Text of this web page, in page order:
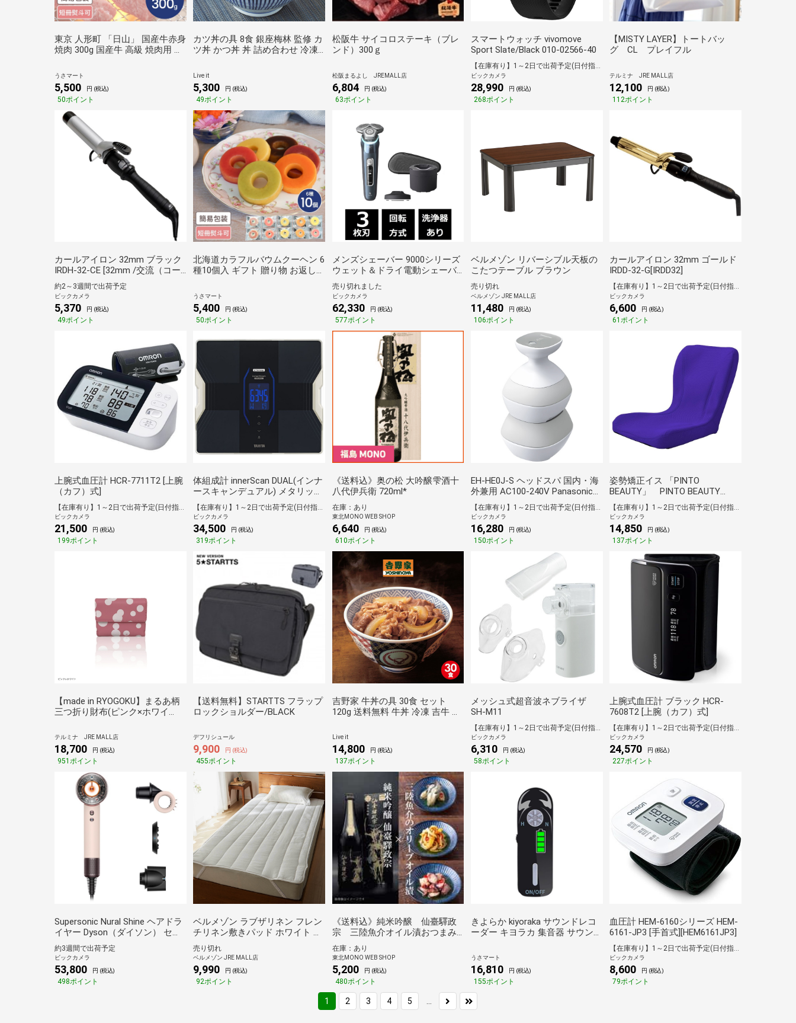
東京 人形町 「日山」 国産牛赤身
焼肉 300g 国産牛 高級 焼肉用 詰
うさマート
5,500 円 (税込)
50ポイント
カツ丼の具 8食 銀座梅林 監修 カ
ツ丼 かつ丼 丼 詰め合わせ 冷凍
門店 どんぶり おかず 惣菜 時短
調理 電子レンジ 簡単 JREポイン
ト消化 お取り寄せ ギフト 豚肉
Live it
5,300 円 (税込)
49ポイント
松阪牛 サイコロステーキ（ブレ
ンド）300ｇ
松阪まるよし JREMALL店
6,804 円 (税込)
63ポイント
スマートウォッチ vivomove
Sport Slate/Black 010-02566-40
【在庫有り】1～2日で出荷予定(日付指定可)
ビックカメラ
28,990 円 (税込)
268ポイント
【MISTY LAYER】トートバッ
グ CL プレイフル
テルミナ JRE MALL店
12,100 円 (税込)
112ポイント
カールアイロン 32mm ブラック
IRDH-32-CE [32mm /交流（コー
ド）式][IRDH32]
約2～3週間で出荷予定
ビックカメラ
5,370 円 (税込)
49ポイント
北海道カラフルバウムクーヘン 6
種10個入 ギフト 贈り物 お返し
うさマート
5,400 円 (税込)
50ポイント
メンズシェーバー 9000シリーズ
ウェット＆ドライ電動シェーバ
ー アイスブルー S9982/54 [回転
刃 /AC100V-240V]
売り切れました
ビックカメラ
62,330 円 (税込)
577ポイント
ベルメゾン リバーシブル天板の
こたつテーブル ブラウン
売り切れ
ベルメゾン JRE MALL店
11,480 円 (税込)
106ポイント
カールアイロン 32mm ゴールド
IRDD-32-G[IRDD32]
【在庫有り】1～2日で出荷予定(日付指定可)
ビックカメラ
6,600 円 (税込)
61ポイント
上腕式血圧計 HCR-7711T2 [上腕
（カフ）式]
ビックカメラ
21,500 円 (税込)
199ポイント
体組成計 innerScan DUAL(インナ
ースキャンデュアル) メタリック
ブラック RD-915L-BK [スマホ管
理機能あり]
ビックカメラ
34,500 円 (税込)
319ポイント
《送料込》奥の松 大吟醸雫酒十
八代伊兵衛 720ml*
在庫：あり
東北MONO WEB SHOP
6,640 円 (税込)
610ポイント
EH-HE0J-S ヘッドスパ 国内・海
外兼用 AC100-240V Panasonic
シルバー調
【在庫有り】1～2日で出荷予定(日付指定可)
ビックカメラ
16,280 円 (税込)
150ポイント
姿勢矯正イス 「PINTO
BEAUTY」 PINTO BEAUTY
BLUE
ビックカメラ
14,850 円 (税込)
137ポイント
【made in RYOGOKU】まるあ柄
三つ折り財布(ピンク×ホワイ
テルミナ JRE MALL店
18,700 円 (税込)
951ポイント
【送料無料】STARTTS フラップ
ロックショルダー/BLACK
デフリシュール
9,900 円 (税込)
455ポイント
吉野家 牛丼の具 30食 セット
120g 送料無料 牛丼 冷凍 吉牛 よ
とめ買い どんぶり 惣菜 おかず
時短 湯せん レンジ 簡単 お取り
寄せ JREポイント消化 備蓄 節約
Live it
14,800 円 (税込)
137ポイント
メッシュ式超音波ネブライザ
SH-M11
【在庫有り】1～2日で出荷予定(日付指定可)
ビックカメラ
6,310 円 (税込)
58ポイント
上腕式血圧計 ブラック HCR-
7608T2 [上腕（カフ）式]
ビックカメラ
24,570 円 (税込)
227ポイント
Supersonic Nural Shine ヘアドラ
イヤー Dyson（ダイソン） セラ
ミックピンク HD16VLP
約3週間で出荷予定
ビックカメラ
53,800 円 (税込)
498ポイント
ベルメゾン ラブザリネン フレン
チリネン敷きパッド ホワイト シ
ングル
売り切れ
ベルメゾン JRE MALL店
9,990 円 (税込)
92ポイント
《送料込》純米吟醸 仙臺驛政
宗 三陸魚介オイル漬おつまみ
セット*
在庫：あり
東北MONO WEB SHOP
5,200 円 (税込)
480ポイント
きよらか kiyoraka サウンドレコ
ーダー キヨラカ 集音器 サウンド
うさマート
16,810 円 (税込)
155ポイント
血圧計 HEM-6160シリーズ HEM-
6161-JP3 [手首式][HEM6161JP3]
【在庫有り】1～2日で出荷予定(日付指定可)
ビックカメラ
8,600 円 (税込)
79ポイント
1 2 3 4 5 ...